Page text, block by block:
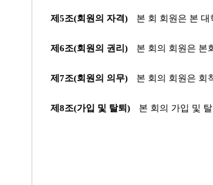
제5조(회원의 자격) 본 회 회원은 본
제6조(회원의 권리) 본 회의 회원은 본
제7조(회원의 의무) 본 회의 회원은 회
제8조(가입 및 탈퇴) 본 회의 가입 및